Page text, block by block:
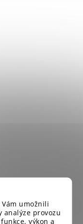
Vám umožnili
analýze provozu
výkon a